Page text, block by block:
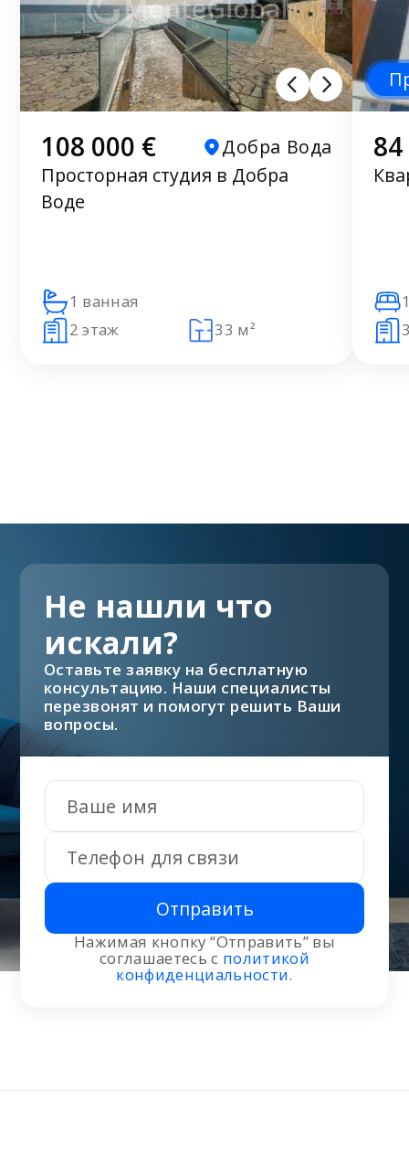
108 000 €
Добра Вода
Просторная студия в Добра
Воде
1 ванная
2 этаж
33 м²
Отправить
Нажимая кнопку “Отправить” вы
соглашаетесь с политикой
конфиденциальности.
Не нашли что
искали?
Оставьте заявку на бесплатную
консультацию. Наши специалисты
перезвонят и помогут решить Ваши
вопросы.